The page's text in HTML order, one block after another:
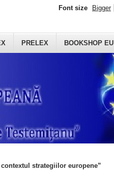
PRELEX BOOKSHOP EU
Font size Bigger
strategiilor europene”